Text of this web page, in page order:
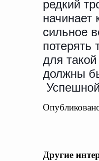
редкий
начинает
сильное
потерять
для
должны
Другие